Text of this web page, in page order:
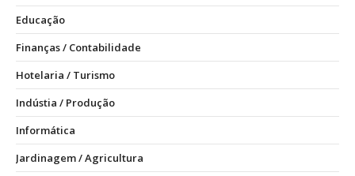
Educação
Finanças / Contabilidade
Hotelaria / Turismo
Indústia / Produção
Informática
Jardinagem / Agricultura